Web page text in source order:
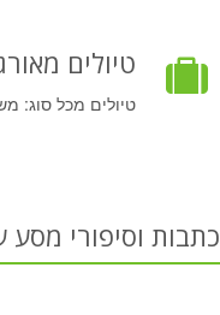
טיולים
טיולים מכל סוג:
כתבות וסיפורי מסע